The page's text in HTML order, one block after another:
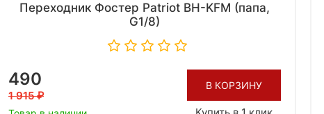
Переходник Фостер Patriot BH-KFM (папа,
G1/8)
490
1 915
В КОРЗИНУ